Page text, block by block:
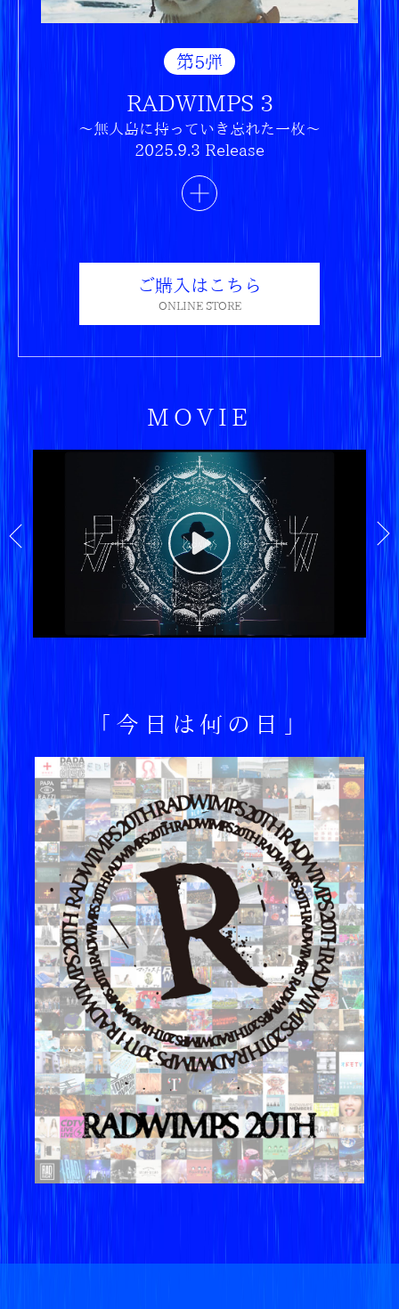
第5弾
RADWIMPS 3
〜無人島に持っていき忘れた一枚〜
2025.9.3 Release
ご購入はこちら
ONLINE STORE
MOVIE
「今日は何の日」